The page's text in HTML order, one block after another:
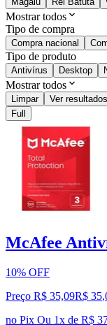
Mostrar todos
Tipo de compra
Compra nacional
Tipo de produto
Antivírus Desktop
Mostrar todos
Limpar
Ver resultados
Full
McAfee
10% OFF
Preço R$ 35,09R$ 35,
no Pix Ou 1x de R$